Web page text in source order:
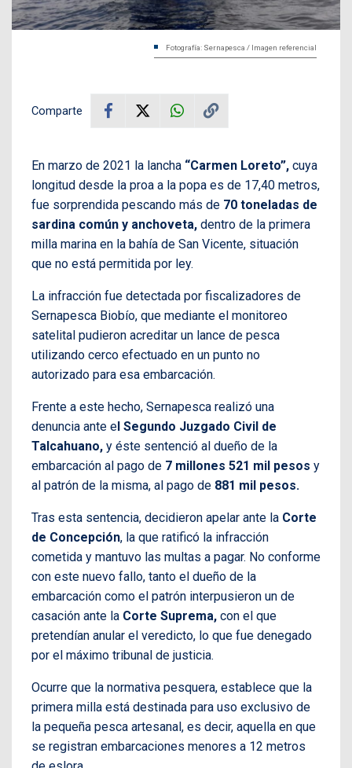
Fotografía: Sernapesca / Imagen referencial
Comparte
En marzo de 2021 la lancha “Carmen Loreto”, cuya
longitud desde la proa a la popa es de 17,40 metros,
fue sorprendida pescando más de 70 toneladas de
sardina común y anchoveta, dentro de la primera
milla marina en la bahía de San Vicente, situación
que no está permitida por ley.
La infracción fue detectada por fiscalizadores de
Sernapesca Biobío, que mediante el monitoreo
satelital pudieron acreditar un lance de pesca
utilizando cerco efectuado en un punto no
autorizado para esa embarcación.
Frente a este hecho, Sernapesca realizó una
denuncia ante el Segundo Juzgado Civil de
Talcahuano, y éste sentenció al dueño de la
embarcación al pago de 7 millones 521 mil pesos y
al patrón de la misma, al pago de 881 mil pesos.
Tras esta sentencia, decidieron apelar ante la Corte
de Concepción, la que ratificó la infracción
cometida y mantuvo las multas a pagar. No conforme
con este nuevo fallo, tanto el dueño de la
embarcación como el patrón interpusieron un de
casación ante la Corte Suprema, con el que
pretendían anular el veredicto, lo que fue denegado
por el máximo tribunal de justicia.
Ocurre que la normativa pesquera, establece que la
primera milla está destinada para uso exclusivo de
la pequeña pesca artesanal, es decir, aquella en que
se registran embarcaciones menores a 12 metros